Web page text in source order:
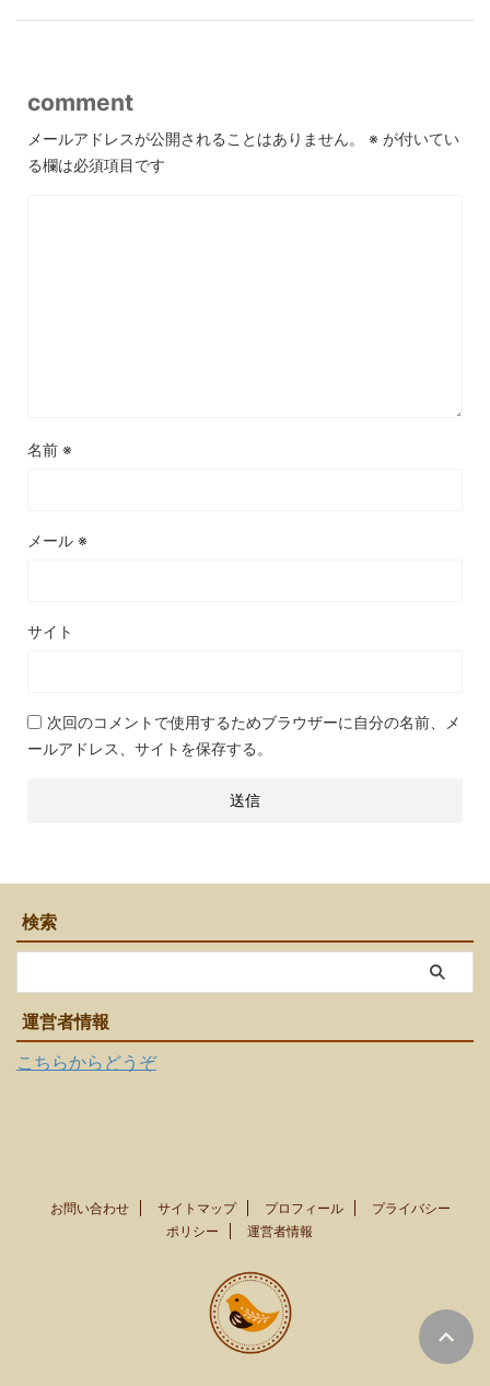
comment
メールアドレスが公開されることはありません。 ※ が付いてい
る欄は必須項目です
名前 ※
メール ※
サイト
次回のコメントで使用するためブラウザーに自分の名前、メ
ールアドレス、サイトを保存する。
検索
運営者情報
こちらからどうぞ
お問い合わせ サイトマップ プロフィール
プライバシー
ポリシー
運営者情報